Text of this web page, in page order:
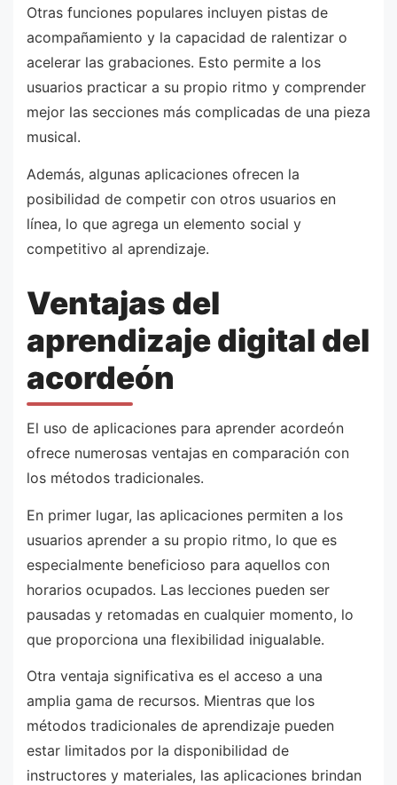
Otras funciones populares incluyen pistas de
acompañamiento y la capacidad de ralentizar o
acelerar las grabaciones. Esto permite a los
usuarios practicar a su propio ritmo y comprender
mejor las secciones más complicadas de una pieza
musical.
Además, algunas aplicaciones ofrecen la
posibilidad de competir con otros usuarios en
línea, lo que agrega un elemento social y
competitivo al aprendizaje.
Ventajas del
aprendizaje digital del
acordeón
El uso de aplicaciones para aprender acordeón
ofrece numerosas ventajas en comparación con
los métodos tradicionales.
En primer lugar, las aplicaciones permiten a los
usuarios aprender a su propio ritmo, lo que es
especialmente beneficioso para aquellos con
horarios ocupados. Las lecciones pueden ser
pausadas y retomadas en cualquier momento, lo
que proporciona una flexibilidad inigualable.
Otra ventaja significativa es el acceso a una
amplia gama de recursos. Mientras que los
métodos tradicionales de aprendizaje pueden
estar limitados por la disponibilidad de
instructores y materiales, las aplicaciones brindan